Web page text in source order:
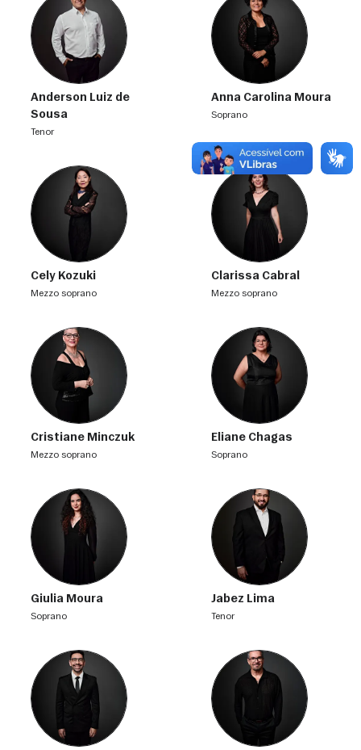
Anderson Luiz de
Sousa
tenor
Anna Carolina Moura
soprano
Cely Kozuki
mezzo soprano
Clarissa Cabral
mezzo soprano
Cristiane Minczuk
mezzo soprano
Eliane Chagas
soprano
Giulia Moura
soprano
Jabez Lima
tenor